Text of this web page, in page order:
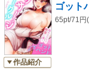
作品紹介
ゴット
65pt/71円